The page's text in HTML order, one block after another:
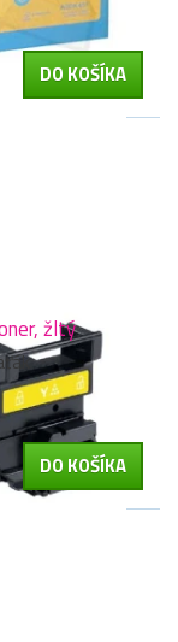
DO KOŠÍKA
žltý
DO KOŠÍKA